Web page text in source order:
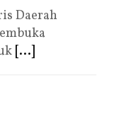
Daerah
[...]